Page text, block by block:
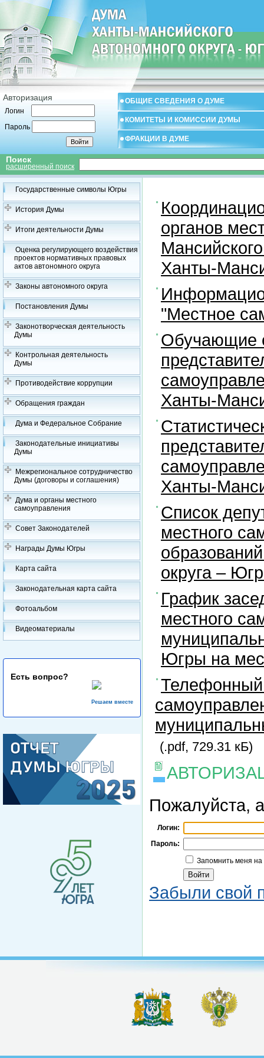
Авторизация
Логин
Пароль
ОБЩИЕ СВЕДЕНИЯ О ДУМЕ
КОМИТЕТЫ И КОМИССИИ ДУМЫ
ФРАКЦИИ В ДУМЕ
Поиск
расширенный поиск
Государственные символы Югры
История Думы
Итоги деятельности Думы
Оценка регулирующего воздействия
проектов нормативных правовых
актов автономного округа
Законы автономного округа
Постановления Думы
Законотворческая деятельность
Думы
Контрольная деятельность
Думы
Противодействие коррупции
Обращения граждан
Дума и Федеральное Собрание
Законодательные инициативы
Думы
Межрегиональное сотрудничество
Думы (договоры и соглашения)
Дума и органы местного
самоуправления
Совет Законодателей
Награды Думы Югры
Карта сайта
Законодательная карта сайта
Фотоальбом
Видеоматериалы
Есть вопрос?
Решаем вместе
органов
Ханты-
"Местное
Обучающие
Ханты-
Ханты-
Список
местного
округа –
График
местного
Югры на
Телефонный
(.pdf, 729.31 кБ)
Пожалуйста,
Логин:
Пароль:
Запомнить меня
Забыли свой